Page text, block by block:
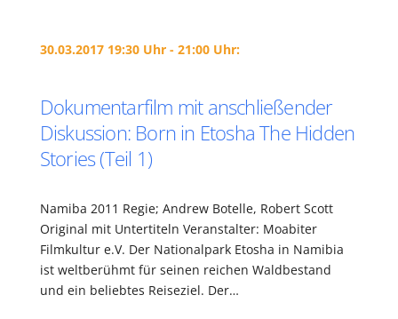
30.03.2017 19:30 Uhr - 21:00 Uhr:
Dokumentarfilm mit anschließender
Diskussion: Born in Etosha The Hidden
Stories (Teil 1)
Namiba 2011 Regie; Andrew Botelle, Robert Scott
Original mit Untertiteln Veranstalter: Moabiter
Filmkultur e.V. Der Nationalpark Etosha in Namibia
ist weltberühmt für seinen reichen Waldbestand
und ein beliebtes Reiseziel. Der…